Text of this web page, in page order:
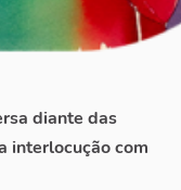
diante das
interlocução com